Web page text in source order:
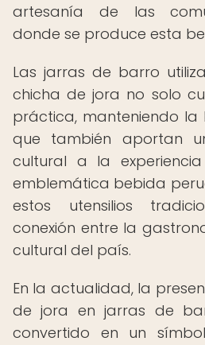
artesanía de las
donde se produce esta
Las jarras de barro
chicha de jora no solo
práctica, manteniendo la
que también aportan
cultural a la
emblemática bebida
estos utensilios
conexión entre la
cultural del país.
En la actualidad, la
de jora en jarras de
convertido en un